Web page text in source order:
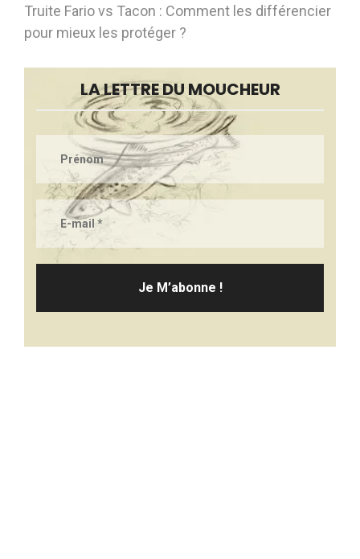
Truite Fario vs Tacon : Comment les différencier
pour mieux les protéger ?
LA LETTRE DU MOUCHEUR